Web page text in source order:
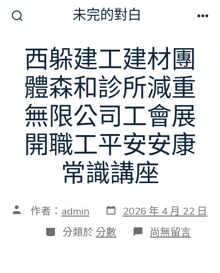
切
換
開
關
未完的對白
西躲建工建材團
體森和診所減重
無限公司工會展
開職工平安安康
常識講座
文 作者： admin 發
表
日
期
2026 年 4 月 22 日
分
類
分類於 分數 在
〈西
尚無留言